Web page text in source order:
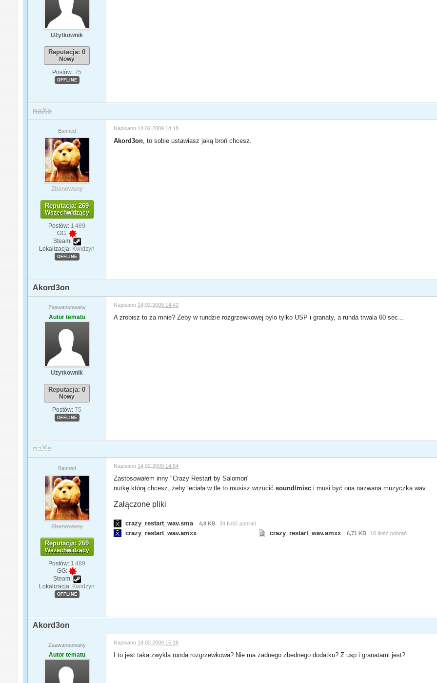
Użytkownik
Reputacja: 0
Nowy
Postów: 75
OFFLINE
naXe
Banned
Zbanowany
Reputacja: 269
Wszechwidzący
Postów: 1 489
GG:
Steam:
Lokalizacja: Kwidzyn
OFFLINE
Napisano 14.02.2009 14:18
Akord3on , to sobie ustawiasz jaką broń chcesz.
Akord3on
Zaawansowany
Autor tematu
Użytkownik
Reputacja: 0
Nowy
Postów: 75
OFFLINE
Napisano 14.02.2009 14:42
A zrobisz to za mnie? Zeby w rundzie rozgrzewkowej bylo tylko USP i granaty, a runda trwala 60 sec...
naXe
Banned
Zbanowany
Reputacja: 269
Wszechwidzący
Postów: 1 489
GG:
Steam:
Lokalizacja: Kwidzyn
OFFLINE
Napisano 14.02.2009 14:54
Zastosowałem inny "Crazy Restart by Salomon"
nutkę którą chcesz, żeby leciała w tle to musisz wrzucićsound/misc i musi być ona nazwana muzyczka.wav.
Załączone pliki
crazy_restart_wav.sma 4,9 KB 34 Ilość pobrań
crazy_restart_wav.amxx crazy_restart_wav.amxx 6,71 KB 10 Ilość pobrań
Akord3on
Zaawansowany
Autor tematu
Napisano 14.02.2009 15:16
I to jest taka zwykla runda rozgrzewkowa? Nie ma zadnego zbednego dodatku? Z usp i granatami jest?